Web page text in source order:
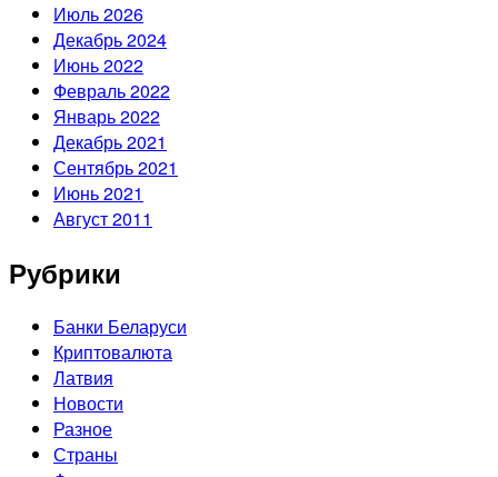
Июль 2026
Декабрь 2024
Июнь 2022
Февраль 2022
Январь 2022
Декабрь 2021
Сентябрь 2021
Июнь 2021
Август 2011
Рубрики
Банки Беларуси
Криптовалюта
Латвия
Новости
Разное
Страны